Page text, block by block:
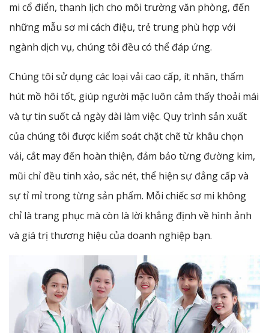
mi cổ điển, thanh lịch cho môi trường văn phòng, đến
những mẫu sơ mi cách điệu, trẻ trung phù hợp với
ngành dịch vụ, chúng tôi đều có thể đáp ứng.
Chúng tôi sử dụng các loại vải cao cấp, ít nhăn, thấm
hút mồ hôi tốt, giúp người mặc luôn cảm thấy thoải mái
và tự tin suốt cả ngày dài làm việc. Quy trình sản xuất
của chúng tôi được kiểm soát chặt chẽ từ khâu chọn
vải, cắt may đến hoàn thiện, đảm bảo từng đường kim,
mũi chỉ đều tinh xảo, sắc nét, thể hiện sự đẳng cấp và
sự tỉ mỉ trong từng sản phẩm. Mỗi chiếc sơ mi không
chỉ là trang phục mà còn là lời khẳng định về hình ảnh
và giá trị thương hiệu của doanh nghiệp bạn.